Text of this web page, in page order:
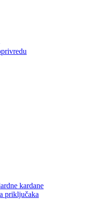
kardane
priključaka